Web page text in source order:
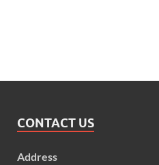
CONTACT US
Address